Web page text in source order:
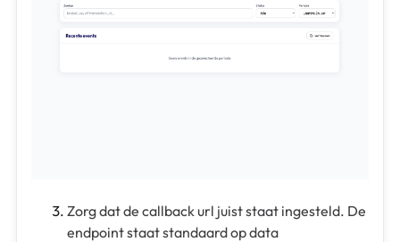
Zorg dat de callback url juist staat ingesteld. De
endpoint staat standaard op data